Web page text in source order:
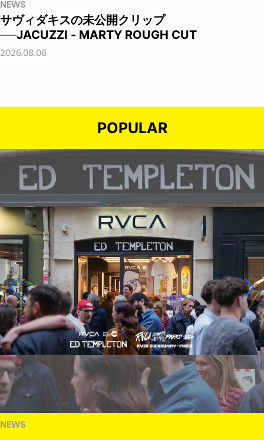
NEWS
サヴィダキスの未公開クリップ
──JACUZZI - MARTY ROUGH CUT
2026.08.06
POPULAR
NEWS